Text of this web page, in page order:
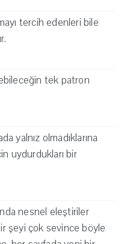
tercih edenleri bile
tek patron
yalnız olmadıklarına
uydurdukları bir
nesnel eleştiriler
şeyi çok sevince böyle